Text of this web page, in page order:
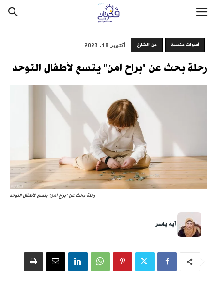
أصوات منسية من الشارع أكتوبر 18, 2023
رحلة بحث عن "براح آمن" يتسع لأطفال التوحد
رحلة بحث عن "براح آمن" يتسع لأطفال التوحد
آية ياسر